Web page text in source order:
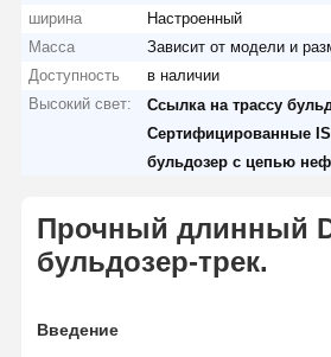
ширина
Настроенный
Масса
Зависит от модели и
Доступность
в наличии
Высокий свет:
Ссылка на трассу
Сертифицированные
бульдозер с цепью
Прочный длинный
бульдозер-трек.
Введение